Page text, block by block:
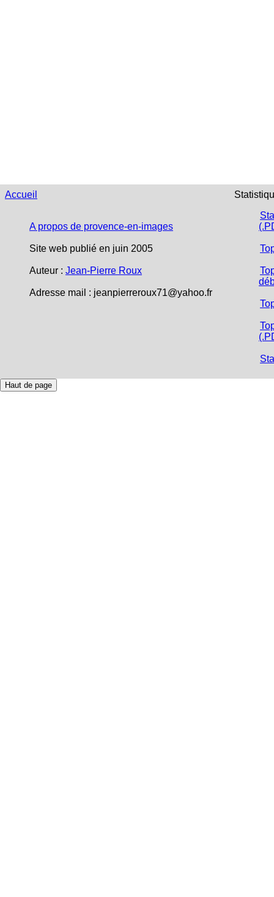
Accueil
A propos de provence-en-images
Site web publié en juin 2005
Auteur : Jean-Pierre Roux
Adresse mail : jeanpierreroux71@yahoo.fr
Haut de page